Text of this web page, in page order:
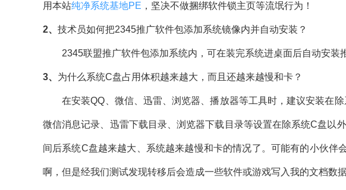
用本站纯净系统基地PE ，坚决不做捆绑软件锁主页等流氓行为！
2、 技术员如何把2345推广软件包添加系统镜像内并自动安装？
2345联盟推广软件包添加系统内，可在装完系统进桌面后自动安装
3、 为什么系统C盘占用体积越来越大，而且还越来越慢和卡？
在安装QQ、微信、迅雷、浏览器、播放器等工具时，建议安装在除
微信消息记录、迅雷下载目录、浏览器下载目录等设置在除系统C盘以
间后系统C盘越来越大、系统越来越慢和卡的情况了。可能有的小伙伴
啊，但是经我们测试发现转移后会造成一些软件或游戏写入我的文档数